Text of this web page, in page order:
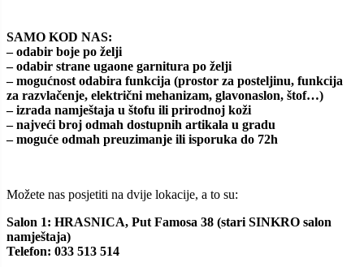
SAMO KOD NAS:
– odabir boje po želji
– odabir strane ugaone garnitura po želji
– mogućnost odabira funkcija (prostor za posteljinu, funkcija
za razvlačenje, električni mehanizam, glavonaslon, štof…)
– izrada namještaja u štofu ili prirodnoj koži
– najveći broj odmah dostupnih artikala u gradu
– moguće odmah preuzimanje ili isporuka do 72h
Možete nas posjetiti na dvije lokacije, a to su:
Salon 1: HRASNICA, Put Famosa 38 (stari SINKRO salon
namještaja)
Telefon: 033 513 514